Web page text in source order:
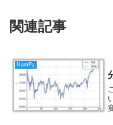
関連記事
NumPy